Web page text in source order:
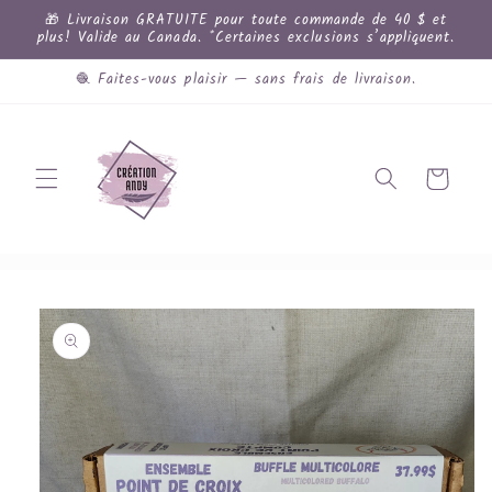
et
passer
au
contenu
🎁 Livraison GRATUITE pour toute commande de 40 $ et
plus! Valide au Canada. *Certaines exclusions s’appliquent.
🧶 Faites-vous plaisir — sans frais de livraison.
Panier
Passer aux
informations
produits